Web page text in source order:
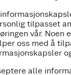
tilpasset
vår. Noen
oss med å
alle